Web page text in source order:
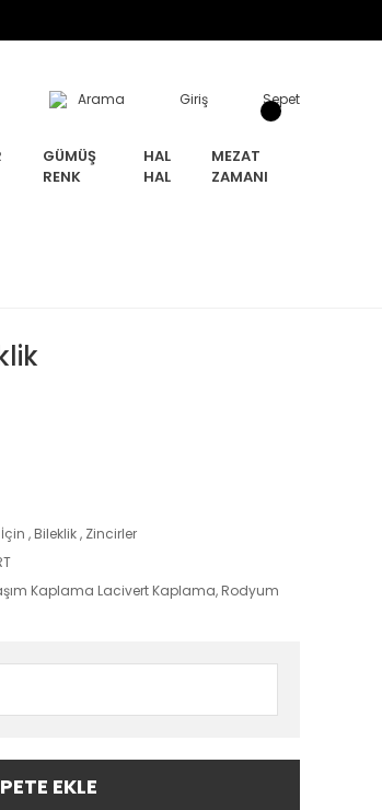
Arama Giriş Sepet
GÜMÜŞ
RENK
HAL
HAL
MEZAT
ZAMANI
İçin , Bileklik , Zincirler
Kaplama Lacivert Kaplama, Rodyum
EKLE